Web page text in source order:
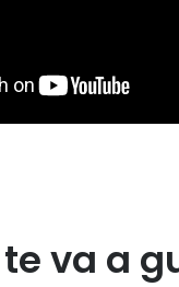
va a